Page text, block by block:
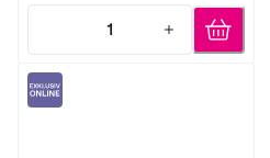
1
Quantity: 1